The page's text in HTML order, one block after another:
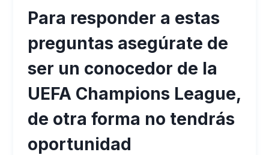
Para responder a estas
preguntas asegúrate de
ser un conocedor de la
UEFA Champions League,
de otra forma no tendrás
oportunidad